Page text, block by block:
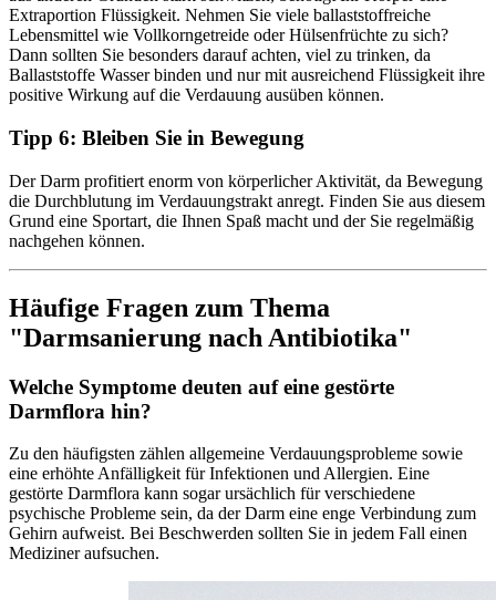
Extraportion Flüssigkeit. Nehmen Sie viele ballaststoffreiche
Lebensmittel wie Vollkorngetreide oder Hülsenfrüchte zu sich?
Dann sollten Sie besonders darauf achten, viel zu trinken, da
Ballaststoffe Wasser binden und nur mit ausreichend Flüssigkeit ihre
positive Wirkung auf die Verdauung ausüben können.
Tipp 6: Bleiben Sie in Bewegung
Der Darm profitiert enorm von körperlicher Aktivität, da Bewegung
die Durchblutung im Verdauungstrakt anregt. Finden Sie aus diesem
Grund eine Sportart, die Ihnen Spaß macht und der Sie regelmäßig
nachgehen können.
Häufige Fragen zum Thema
"Darmsanierung nach Antibiotika"
Welche Symptome deuten auf eine gestörte
Darmflora hin?
Zu den häufigsten zählen allgemeine Verdauungsprobleme sowie
eine erhöhte Anfälligkeit für Infektionen und Allergien. Eine
gestörte Darmflora kann sogar ursächlich für verschiedene
psychische Probleme sein, da der Darm eine enge Verbindung zum
Gehirn aufweist. Bei Beschwerden sollten Sie in jedem Fall einen
Mediziner aufsuchen.